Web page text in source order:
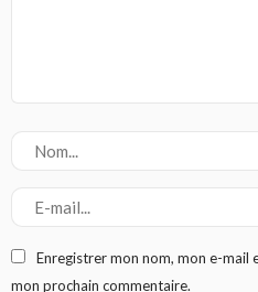
Enregistrer mon nom, mon e-mail
mon prochain commentaire.